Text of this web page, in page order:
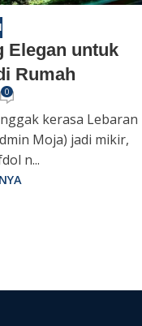
Elegan untuk
Rumah
0
kerasa Lebaran
Moja) jadi mikir,
n...